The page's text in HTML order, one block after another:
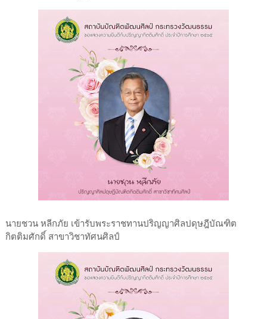
นายชวน หลีกภัย เข้ารับพระราชทานปริญญาศิลปดุษฎีบัณฑิต
กิตติมศักดิ์ สาขาวิชาทัศนศิลป์